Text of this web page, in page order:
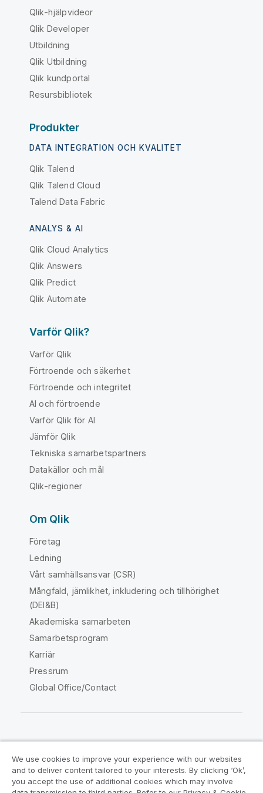
Qlik-hjälpvideor
Qlik Developer
Utbildning
Qlik Utbildning
Qlik kundportal
Resursbibliotek
Produkter
DATA INTEGRATION OCH KVALITET
Qlik Talend
Qlik Talend Cloud
Talend Data Fabric
ANALYS & AI
Qlik Cloud Analytics
Qlik Answers
Qlik Predict
Qlik Automate
Varför Qlik?
Varför Qlik
Förtroende och säkerhet
Förtroende och integritet
AI och förtroende
Varför Qlik för AI
Jämför Qlik
Tekniska samarbetspartners
Datakällor och mål
Qlik-regioner
Om Qlik
Företag
Ledning
Vårt samhällsansvar (CSR)
Mångfald, jämlikhet, inkludering och tillhörighet
(DEI&B)
Akademiska samarbeten
Samarbetsprogram
Karriär
Pressrum
Global Office/Contact
Juridiska avtal
Produktvillkor
We use cookies to improve your experience with our websites
and to deliver content tailored to your interests. By clicking ‘Ok’,
you accept the use of additional cookies which may involve